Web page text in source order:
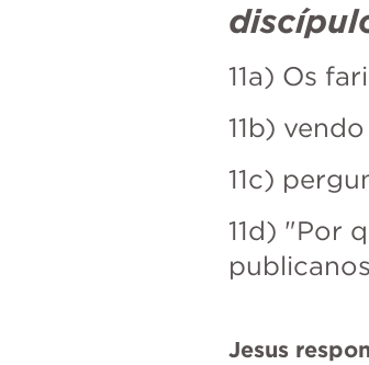
11a) Os
11b)
11c)
11d) "Por
Jesus